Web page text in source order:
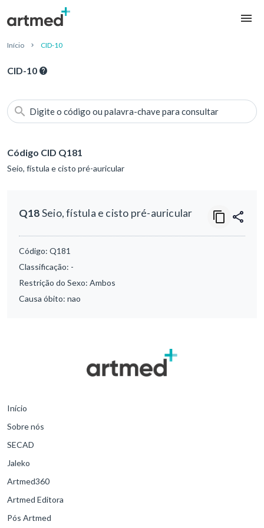
Início CID-10
CID-10
Digite o código ou palavra-chave para consultar
Código CID Q181
Seio, fístula e cisto pré-auricular
Q18Seio, fístula e cisto pré-auricular
Código: Q181
Classificação: -
Restrição do Sexo: Ambos
Causa óbito: nao
Início
Sobre nós
SECAD
Jaleko
Artmed360
Artmed Editora
Pós Artmed